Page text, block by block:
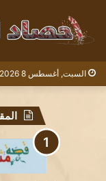
السبت, أغسطس 8 2026